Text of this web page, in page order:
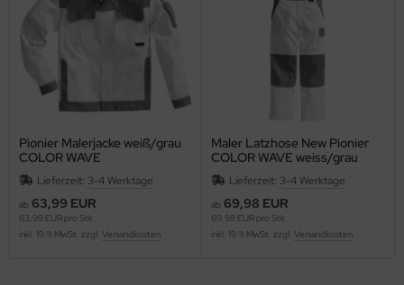
Pionier Malerjacke weiß/grau
COLOR WAVE
Lieferzeit: 3-4 Werktage
ab 63,99 EUR
63,99 EUR pro Stk.
inkl. 19 % MwSt. zzgl. Versandkosten
Maler Latzhose New Pionier
COLOR WAVE weiss/grau
Lieferzeit: 3-4 Werktage
ab 69,98 EUR
69,98 EUR pro Stk.
inkl. 19 % MwSt. zzgl. Versandkosten